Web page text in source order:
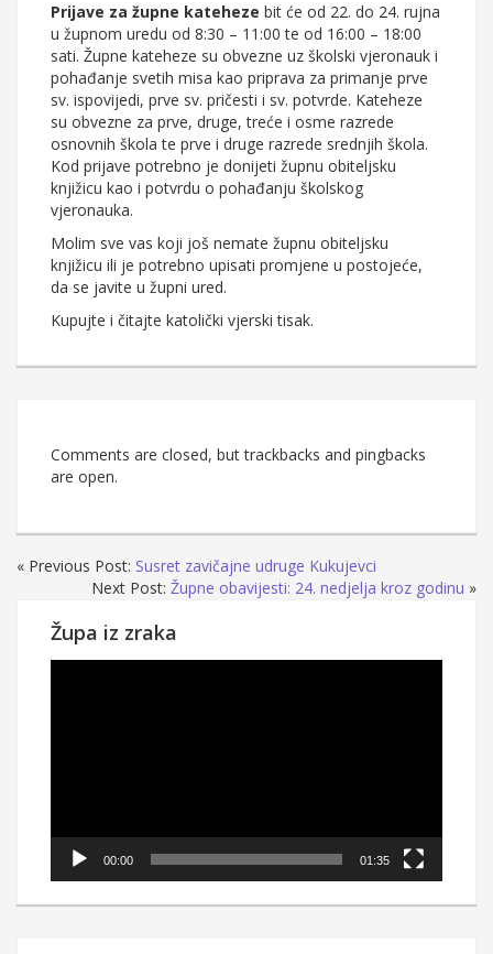
Prijave za župne kateheze bit će od 22. do 24. rujna
u župnom uredu od 8:30 – 11:00 te od 16:00 – 18:00
sati. Župne kateheze su obvezne uz školski vjeronauk i
pohađanje svetih misa kao priprava za primanje prve
sv. ispovijedi, prve sv. pričesti i sv. potvrde. Kateheze
su obvezne za prve, druge, treće i osme razrede
osnovnih škola te prve i druge razrede srednjih škola.
Kod prijave potrebno je donijeti župnu obiteljsku
knjižicu kao i potvrdu o pohađanju školskog
vjeronauka.
Molim sve vas koji još nemate župnu obiteljsku
knjižicu ili je potrebno upisati promjene u postojeće,
da se javite u župni ured.
Kupujte i čitajte katolički vjerski tisak.
Comments are closed, but trackbacks and pingbacks
are open.
« Previous Post: Susret zavičajne udruge Kukujevci
Next Post: Župne obavijesti: 24. nedjelja kroz godinu »
Župa iz zraka
00:00 01:35